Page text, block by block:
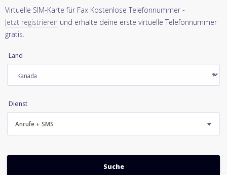
Virtuelle SIM-Karte für Fax Kostenlose Telefonnummer -
Jetzt registrieren und erhalte deine erste virtuelle Telefonnummer
gratis.
Land
Dienst
Anrufe + SMS